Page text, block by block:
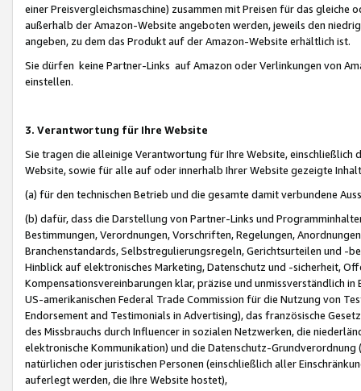
einer Preisvergleichsmaschine) zusammen mit Preisen für das
außerhalb der Amazon-Website angeboten werden, jeweils den
angeben, zu dem das Produkt auf der Amazon-Website erhältlich ist.
Sie dürfen keine Partner-Links auf Amazon oder Verlinkungen von
einstellen.
3. Verantwortung für Ihre Website
Sie tragen die alleinige Verantwortung für Ihre Website,
Website, sowie für alle auf oder innerhalb Ihrer Website gezeigte
(a) für den technischen Betrieb und die gesamte damit verbundene
(b) dafür, dass die Darstellung von Partner-Links und
Bestimmungen, Verordnungen, Vorschriften, Regelungen,
Branchenstandards, Selbstregulierungsregeln, Gerichtsurteilen und -
Hinblick auf elektronisches Marketing, Datenschutz und -sicherheit,
Kompensationsvereinbarungen klar, präzise und unmissverständlich
US-amerikanischen Federal Trade Commission für die Nutzung von
Endorsement and Testimonials in Advertising), das französische
des Missbrauchs durch Influencer in sozialen Netzwerken, die
elektronische Kommunikation) und die Datenschutz-
natürlichen oder juristischen Personen (einschließlich aller
auferlegt werden, die Ihre Website hostet),